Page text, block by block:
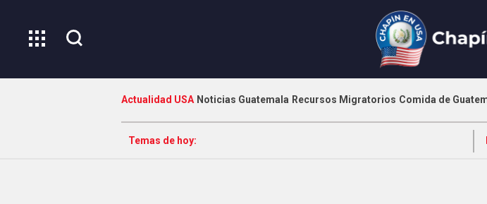
Actualidad USA Noticias Guatemala Recursos Migratorios Comida de
Temas de hoy: